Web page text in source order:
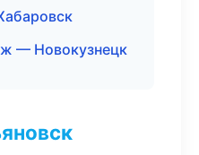
— Новокузнецк